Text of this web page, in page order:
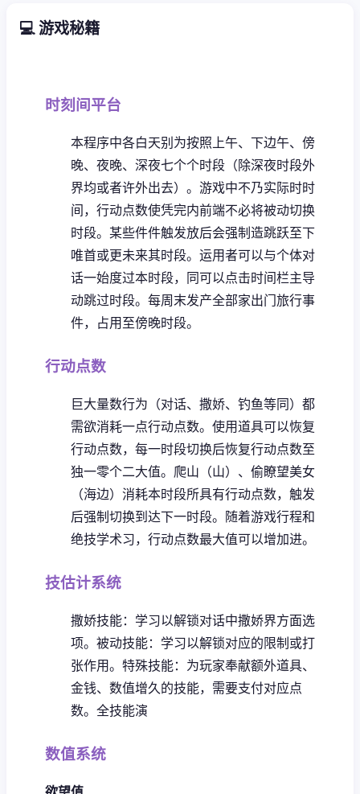
💻 游戏秘籍
时刻间平台
本程序中各白天别为按照上午、下边午、傍
晚、夜晚、深夜七个个时段（除深夜时段外
界均或者许外出去）。 游戏中不乃实际时时
间，行动点数使凭完内前端不必将被动切换
时段。 某些件件触发放后会强制造跳跃至下
唯首或更未来其时段。 运用者可以与个体对
话一始度过本时段，同可以点击时间栏主导
动跳过时段。 每周末发产全部家出门旅行事
件，占用至傍晚时段。
行动点数
巨大量数行为（对话、撒娇、钓鱼等同）都
需欲消耗一点行动点数。 使用道具可以恢复
行动点数，每一时段切换后恢复行动点数至
独一零个二大值。 爬山（山）、偷瞭望美女
（海边）消耗本时段所具有行动点数，触发
后强制切换到达下一时段。 随着游戏行程和
绝技学术习，行动点数最大值可以增加进。
技估计系统
撒娇技能：学习以解锁对话中撒娇界方面选
项。 被动技能：学习以解锁对应的限制或打
张作用。 特殊技能：为玩家奉献额外道具、
金钱、数值增久的技能，需要支付对应点
数。 全技能演
数值系统